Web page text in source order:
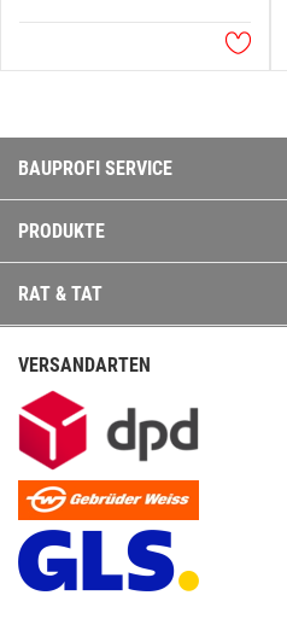
BAUPROFI SERVICE
PRODUKTE
RAT & TAT
VERSANDARTEN